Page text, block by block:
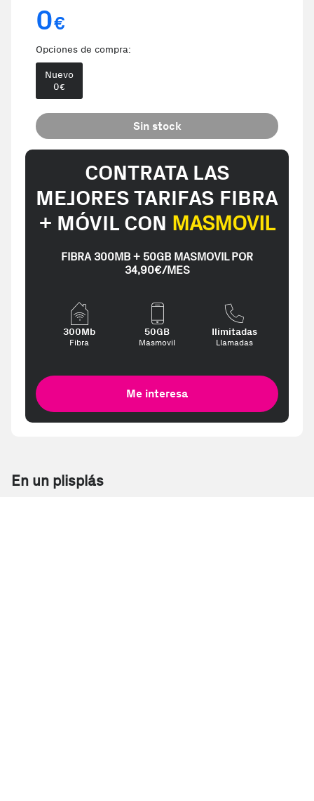
0€
Opciones de compra:
Nuevo
0€
Sin stock
CONTRATA LAS
MEJORES TARIFAS FIBRA
+ MÓVIL CON MASMOVIL
FIBRA 300MB + 50GB MASMOVIL POR
34,90€/MES
300Mb
Fibra
50GB
Masmovil
Ilimitadas
Llamadas
Me interesa
En un plisplás